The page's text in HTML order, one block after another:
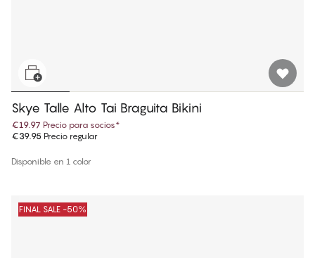
Skye Talle Alto Tai Braguita Bikini
€19.97 Precio para socios*
€39.95 Precio regular
Disponible en 1 color
FINAL SALE -50%